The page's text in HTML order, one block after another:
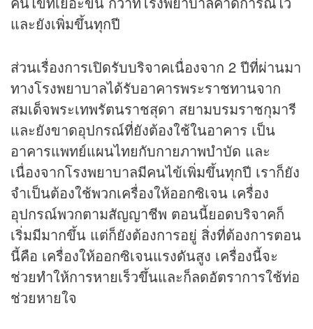
และยังเพิ่มขึ้นทุกปี
ส่วนเรื่องการเปิดรับบริจาคเนื่องจาก 2 ปีที่ผ่านมา
ทางโรงพยาบาลได้รับอาคารพระราชทานจาก
สมเด็จพระเทพรัตนราชสุดา สยามบรมราชกุมารี
และยังขาดอุปกรณ์ที่ยังต้องใช้ในอาคาร เป็น
อาคารแพทย์แผนไทยกับกายภาพบำบัด และ
เนื่องจากโรงพยาบาลมีคนไข้เพิ่มขึ้นทุกปี เราก็ยัง
จำเป็นต้องใช้พวกเครื่องให้ออกซิเจน เครื่อง
อุปกรณ์พวกตามสัญญาชีพ ตอนนี้ยอดบริจาคก็
เริ่มมีมากขึ้น แต่ก็ยังต้องการอยู่ สิ่งที่ต้องการตอน
นี้คือ เครื่องให้ออกซิเจนแรงดันสูง เครื่องนี้จะ
ช่วยทำให้การหายเร็วขึ้นและก็ลดอัตราการใช้ท่อ
ช่วยหายใจ